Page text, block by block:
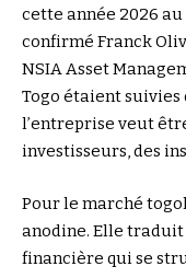
cette année 2026
confirmé Franck
NSIA Asset
Togo étaient suivies
l’entreprise veut
investisseurs, des
Pour le marché
anodine. Elle
financière qui se